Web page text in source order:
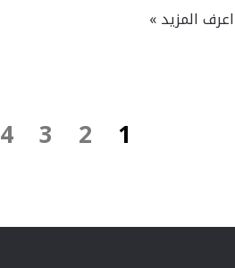
اعرف المزيد »
1
2
3
4